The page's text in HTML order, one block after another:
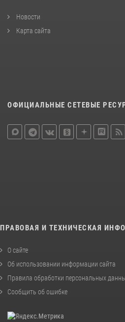
Новости
Карта сайта
ОФИЦИАЛЬНЫЕ СЕТЕВЫЕ
ПРАВОВАЯ И ТЕХНИЧЕСКАЯ
О сайте
Об использовании информации сайта
Правила обработки персональных
Сообщить об ошибке